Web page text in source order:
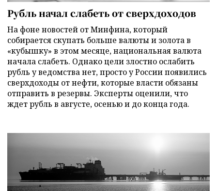
Рубль начал слабеть от сверхдоходов
На фоне новостей от Минфина, который
собирается скупать больше валюты и золота в
«кубышку» в этом месяце, национальная валюта
начала слабеть. Однако цели злостно ослабить
рубль у ведомства нет, просто у России появились
сверхдоходы от нефти, которые власти обязаны
отправить в резервы. Эксперты оценили, что
ждет рубль в августе, осенью и до конца года.